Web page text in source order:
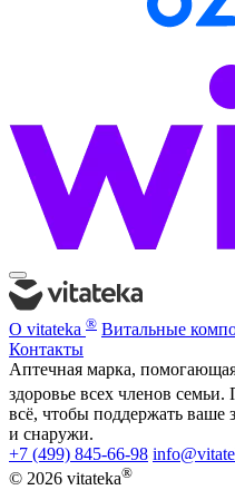
О vitateka ® Витальные
Контакты
Аптечная марка,
здоровье всех членов
всё, чтобы поддержать ваше
и снаружи.
+7 (499) 845-66-98
© 2026 vitateka®